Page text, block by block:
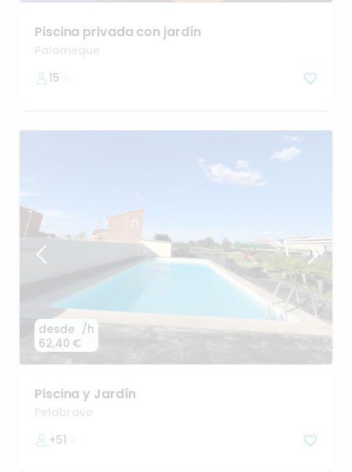
Piscina privada con jardín
Palomeque
15
desde
62,40 €
/h
Piscina y Jardín
Pelabravo
+51